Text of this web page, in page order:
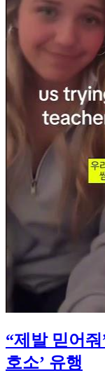
“제발 믿어
호소’ 유행